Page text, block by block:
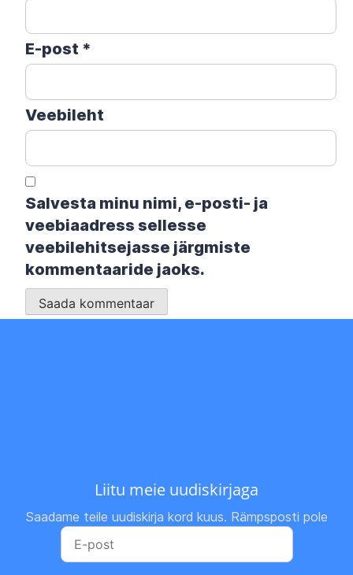
E-post *
Veebileht
Salvesta minu nimi, e-posti- ja
veebiaadress sellesse
veebilehitsejasse järgmiste
kommentaaride jaoks.
Liitu meie uudiskirjaga
Saadame teile uudiskirja kord kuus. Rämpsposti pole